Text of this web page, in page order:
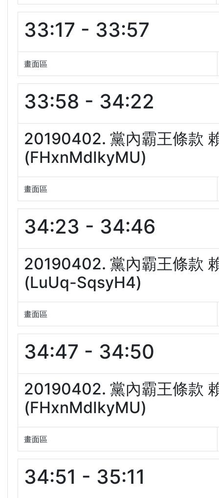
33:17 - 33:57
畫面區
33:58 - 34:22
20190402. 黨內霸王條款
(FHxnMdIkyMU)
畫面區
34:23 - 34:46
20190402. 黨內霸王條款
(LuUq-SqsyH4)
畫面區
34:47 - 34:50
20190402. 黨內霸王條款
(FHxnMdIkyMU)
畫面區
34:51 - 35:11